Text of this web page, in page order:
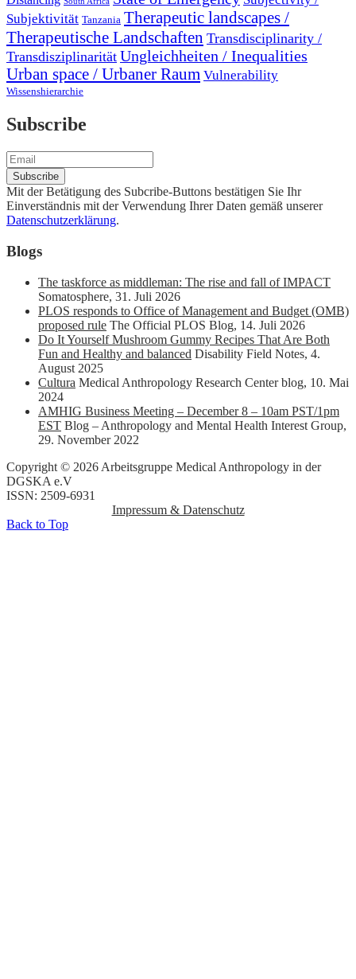
Subjektivität Tanzania Therapeutic landscapes /
Therapeutische Landschaften Transdisciplinarity /
Transdisziplinarität Ungleichheiten / Inequalities
Urban space / Urbaner Raum Vulnerability
Wissenshierarchie
Subscribe
Mit der Betätigung des Subcribe-Buttons bestätigen Sie Ihr
Einverständnis mit der Verwendung Ihrer Daten gemäß unserer
Datenschutzerklärung.
Blogs
The taskforce as middleman: The rise and fall of IMPACT
Somatosphere, 31. Juli 2026
PLOS responds to Office of Management and Budget (OMB)
proposed rule The Official PLOS Blog, 14. Juli 2026
Do It Yourself Mushroom Gummy Recipes That Are Both
Fun and Healthy and balanced Disability Field Notes, 4.
August 2025
Cultura Medical Anthropology Research Center blog, 10. Mai
2024
AMHIG Business Meeting – December 8 – 10am PST/1pm
EST Blog – Anthropology and Mental Health Interest Group,
29. November 2022
Copyright © 2026 Arbeitsgruppe Medical Anthropology in der
DGSKA e.V
ISSN: 2509-6931
Impressum & Datenschutz
Back to Top